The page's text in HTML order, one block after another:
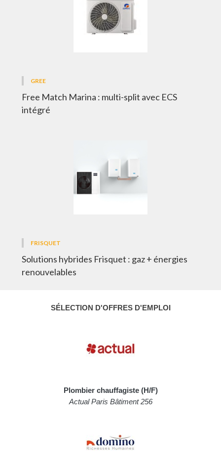
GREE
Free Match Marina : multi-split avec ECS
intégré
FRISQUET
Solutions hybrides Frisquet : gaz + énergies
renouvelables
SÉLECTION D'OFFRES D'EMPLOI
Plombier chauffagiste (H/F)
Actual Paris Bâtiment 256